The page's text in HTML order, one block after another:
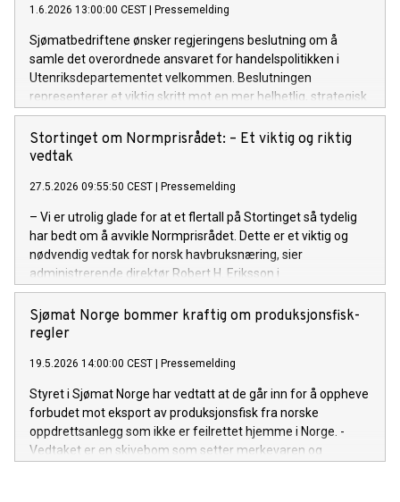
1.6.2026 13:00:00 CEST Pressemelding
Sjømatbedriftene ønsker regjeringens beslutning om å
samle det overordnede ansvaret for handelspolitikken i
Utenriksdepartementet velkommen. Beslutningen
representerer et viktig skritt mot en mer helhetlig, strategisk
og slagkraftig organisering av norsk handelspolitikk i en tid
preget av økende geopolitisk uro og sterkere internasjonal
konkurranse.
Stortinget om Normprisrådet: – Et viktig og riktig
vedtak
27.5.2026 09:55:50 CEST Pressemelding
– Vi er utrolig glade for at et flertall på Stortinget så tydelig
har bedt om å avvikle Normprisrådet. Dette er et viktig og
nødvendig vedtak for norsk havbruksnæring, sier
administrerende direktør Robert H. Eriksson i
Sjømatbedriftene.
Sjømat Norge bommer kraftig om produksjonsfisk-
regler
19.5.2026 14:00:00 CEST Pressemelding
Styret i Sjømat Norge har vedtatt at de går inn for å oppheve
forbudet mot eksport av produksjonsfisk fra norske
oppdrettsanlegg som ikke er feilrettet hjemme i Norge. -
Vedtaket er en skivebom som setter merkevaren og